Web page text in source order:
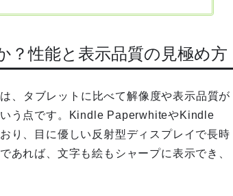
？性能と表示品質の見極め方
、タブレットに比べて解像度や表示品質が
う点です。Kindle PaperwhiteやKindle
り、目に優しい反射型ディスプレイで長時
あれば、文字も絵もシャープに表示でき、